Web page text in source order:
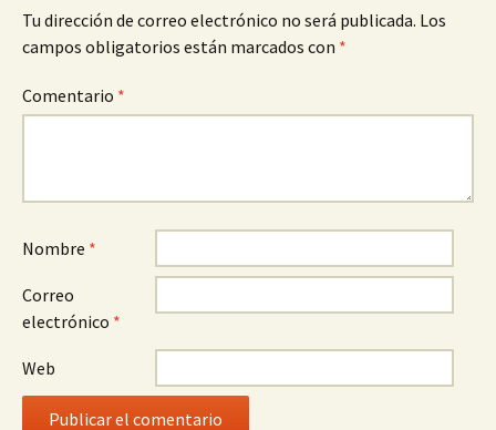
Tu dirección de correo electrónico no será publicada. Los
campos obligatorios están marcados con *
Comentario *
Nombre *
Correo
electrónico *
Web